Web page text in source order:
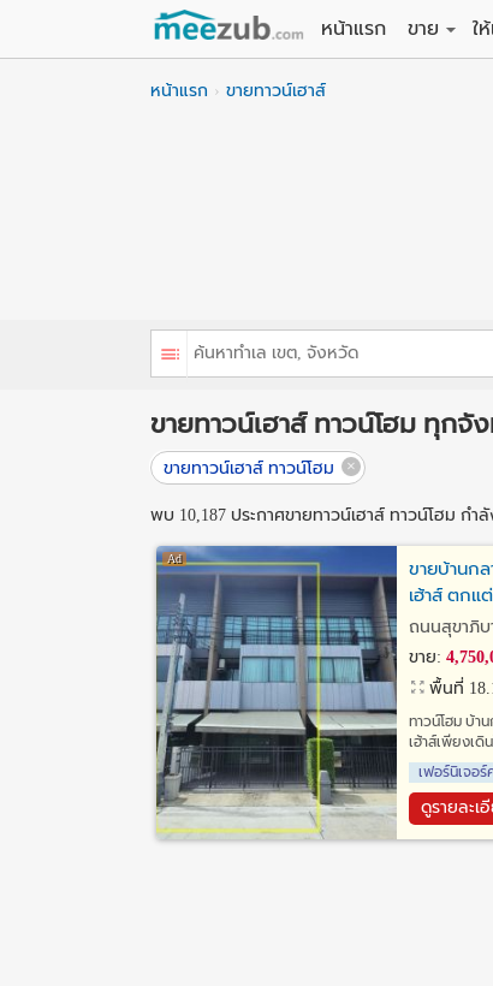
หน้าแรก
ขาย
ให้
หน้าแรก ขายทาวน์เฮาส์
ขายทาวน์เฮาส์ ทาวน์โฮม ทุกจั
ขายทาวน์เฮาส์ ทาวน์โฮม
พบ 10,187 ประกาศขายทาวน์เฮาส์ ทาวน์โฮม กำ
ขายบ้านก
เฮ้าส์ ตกแ
ถนนสุขาภิบ
ขาย:
พื้นที่
ทาวน์โฮม บ้า
เฮ้าส์เพียงเ
เฟอร์นิเจอร์
ดูรายละเ